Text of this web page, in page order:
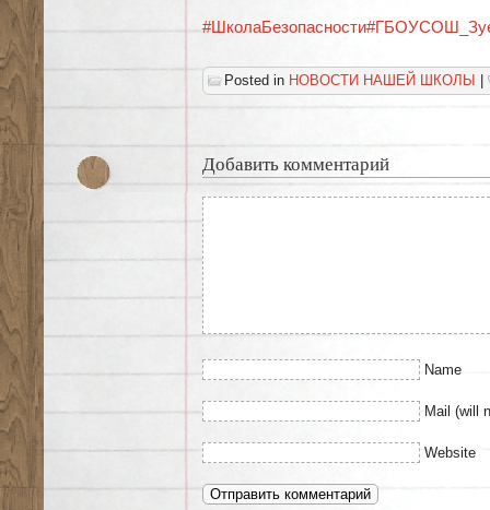
#ШколаБезопасности
Posted in НОВОСТИ НАШЕЙ ШКОЛЫ
Добавить комментарий
Name
Mail (will
Website